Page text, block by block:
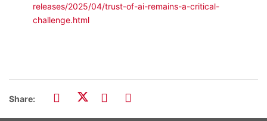
releases/2025/04/trust-of-ai-remains-a-critical-
challenge.html
Share: